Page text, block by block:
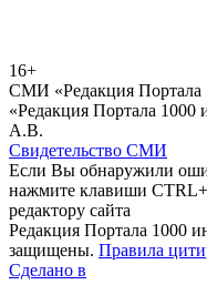
16+
СМИ «Редакция
«Редакция Портала
А.В.
Свидетельство СМИ
Если Вы обнаружили
нажмите клавиши
редактору сайта
Редакция Портала 1000
защищены. Правила
Сделано в